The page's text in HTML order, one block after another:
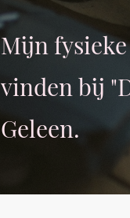
Mijn
vinden bij
Geleen.